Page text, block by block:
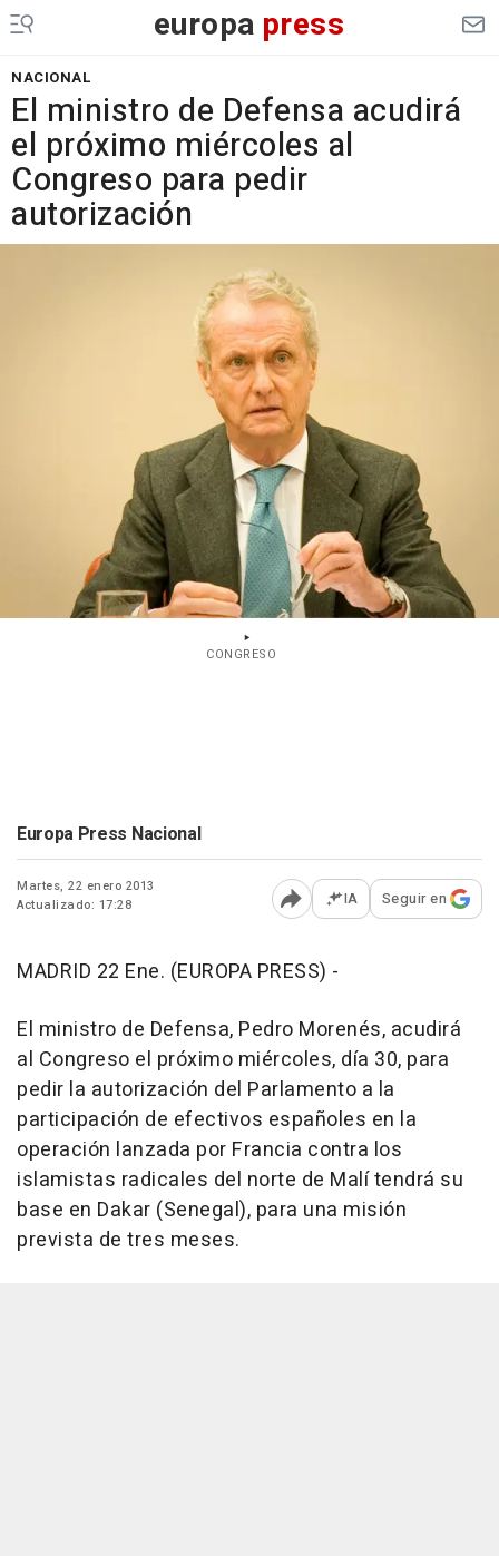
europa press
NACIONAL
El ministro de Defensa acudirá
el próximo miércoles al
Congreso para pedir
autorización
CONGRESO
Europa Press Nacional
Martes, 22 enero 2013
Actualizado: 17:28
Abrir opciones para
IA Seguir en
MADRID 22 Ene. (EUROPA PRESS) -
El ministro de Defensa, Pedro Morenés, acudirá
al Congreso el próximo miércoles, día 30, para
pedir la autorización del Parlamento a la
participación de efectivos españoles en la
operación lanzada por Francia contra los
islamistas radicales del norte de Malí tendrá su
base en Dakar (Senegal), para una misión
prevista de tres meses.